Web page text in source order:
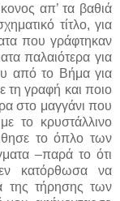
απ’ τα βαθιά
τίτλο, για
που γράφτηκαν
παλαιότερα για
από το Βήμα για
τη γραφή και ποιο
στο μαγγάνι που
το κρυστάλλινο
το όπλο των
–παρά το ότι
κατόρθωσα να
της τήρησης των